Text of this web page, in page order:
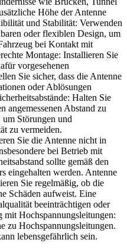
Höhe der Antenne
und Stabilität: Verwenden
oder flexiblen Design, um
bei Kontakt mit
Montage: Installieren Sie
vorgesehenen
Sie sicher, dass die Antenne
oder Ablösungen
Halten Sie
angemessenen Abstand zu
um Störungen und
zu vermeiden.
Sie die Antenne nicht in
bei Betrieb mit
sollte gemäß den
eingehalten werden. Antenne
Sie regelmäßig, ob die
Schäden aufweist. Eine
beeinträchtigen oder
mit Hochspannungsleitungen:
zu Hochspannungsleitungen.
lebensgefährlich sein.